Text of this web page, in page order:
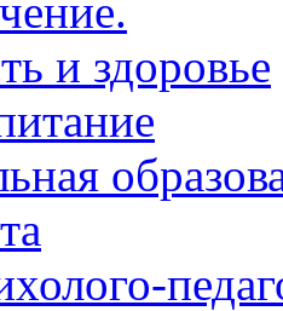
и здоровье